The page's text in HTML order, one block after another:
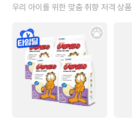
우리 아이를 위한 맞춤 취향 저격 상품